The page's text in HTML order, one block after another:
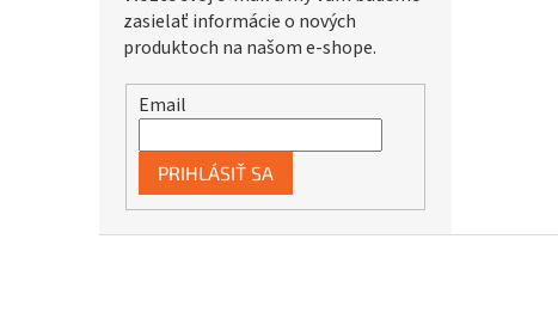
zasielať informácie o nových
produktoch na našom e-shope.
Email
PRIHLÁSIŤ SA